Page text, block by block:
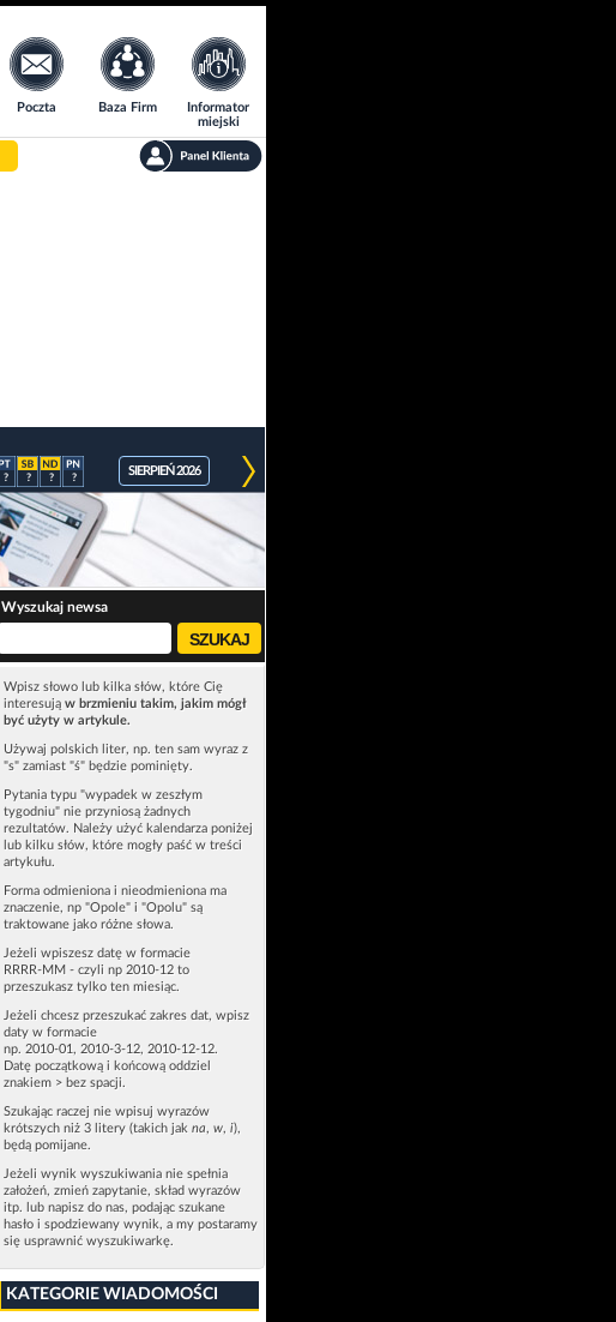
Poczta Baza Firm
Informator
miejski
? ? ? ?
SIERPIEŃ 2026
Wyszukaj newsa
Wpisz słowo lub kilka słów, które Cię
interesują w brzmieniu takim, jakim mógł
być użyty w artykule.
Używaj polskich liter, np. ten sam wyraz z
"s" zamiast "ś" będzie pominięty.
Pytania typu "wypadek w zeszłym
tygodniu" nie przyniosą żadnych
rezultatów. Należy użyć kalendarza poniżej
lub kilku słów, które mogły paść w treści
artykułu.
Forma odmieniona i nieodmieniona ma
znaczenie, np "Opole" i "Opolu" są
traktowane jako różne słowa.
Jeżeli wpiszesz datę w formacie
RRRR-MM - czyli np 2010-12 to
przeszukasz tylko ten miesiąc.
Jeżeli chcesz przeszukać zakres dat, wpisz
daty w formacie
np. 2010-01, 2010-3-12, 2010-12-12.
Datę początkową i końcową oddziel
znakiem > bez spacji.
Szukając raczej nie wpisuj wyrazów
krótszych niż 3 litery (takich jak na, w, i),
będą pomijane.
Jeżeli wynik wyszukiwania nie spełnia
założeń, zmień zapytanie, skład wyrazów
itp. lub napisz do nas, podając szukane
hasło i spodziewany wynik, a my postaramy
się usprawnić wyszukiwarkę.
KATEGORIE WIADOMOŚCI